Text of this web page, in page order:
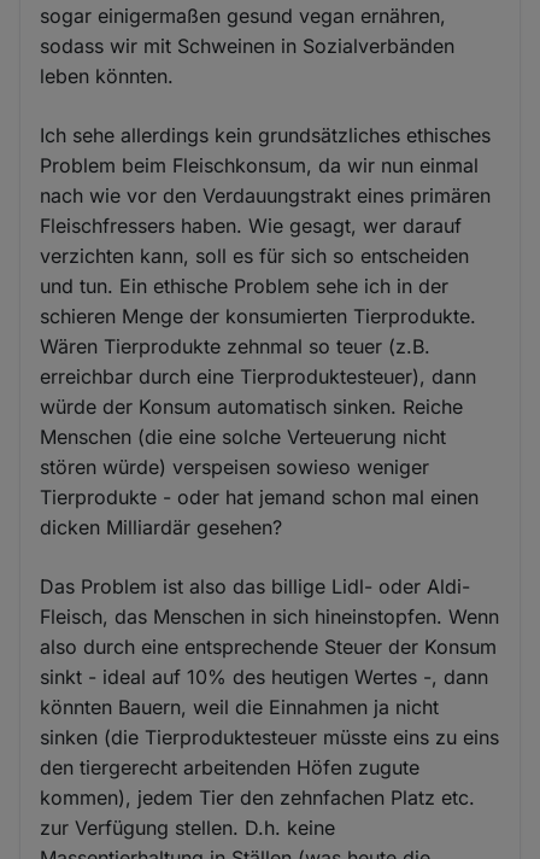
sogar einigermaßen gesund vegan ernähren,
sodass wir mit Schweinen in Sozialverbänden
leben könnten.
Ich sehe allerdings kein grundsätzliches ethisches
Problem beim Fleischkonsum, da wir nun einmal
nach wie vor den Verdauungstrakt eines primären
Fleischfressers haben. Wie gesagt, wer darauf
verzichten kann, soll es für sich so entscheiden
und tun. Ein ethische Problem sehe ich in der
schieren Menge der konsumierten Tierprodukte.
Wären Tierprodukte zehnmal so teuer (z.B.
erreichbar durch eine Tierproduktesteuer), dann
würde der Konsum automatisch sinken. Reiche
Menschen (die eine solche Verteuerung nicht
stören würde) verspeisen sowieso weniger
Tierprodukte - oder hat jemand schon mal einen
dicken Milliardär gesehen?
Das Problem ist also das billige Lidl- oder Aldi-
Fleisch, das Menschen in sich hineinstopfen. Wenn
also durch eine entsprechende Steuer der Konsum
sinkt - ideal auf 10% des heutigen Wertes -, dann
könnten Bauern, weil die Einnahmen ja nicht
sinken (die Tierproduktesteuer müsste eins zu eins
den tiergerecht arbeitenden Höfen zugute
kommen), jedem Tier den zehnfachen Platz etc.
zur Verfügung stellen. D.h. keine